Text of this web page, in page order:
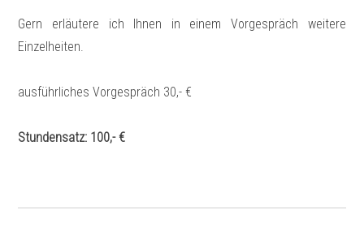
Gern erläutere ich Ihnen in einem Vorgespräch weitere
Einzelheiten.
ausführliches Vorgespräch 30,- €
Stundensatz: 100,- €